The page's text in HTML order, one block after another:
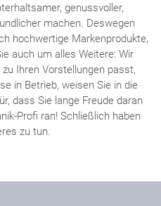
genussvoller,
machen. Deswegen
hochwertige Markenprodukte,
auch um alles Weitere: Wir
Ihren Vorstellungen passt,
in Betrieb, weisen Sie in die
dass Sie lange Freude daran
Profi ran! Schließlich haben
zu tun.